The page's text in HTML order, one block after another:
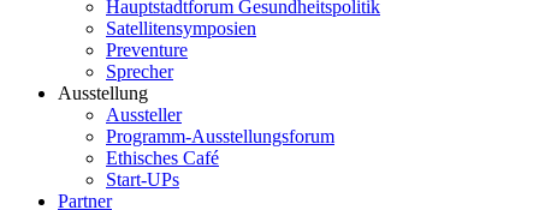
Hauptstadtforum Gesundheitspolitik
Satellitensymposien
Preventure
Sprecher
Ausstellung
Aussteller
Programm-Ausstellungsforum
Ethisches Café
Start-UPs
Partner